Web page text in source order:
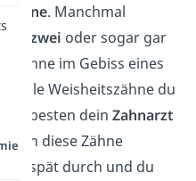
. Manchmal
zwei oder sogar gar
im Gebiss eines
viele Weisheitszähne du
am besten dein Zahnarzt
diese Zähne
spät durch und du